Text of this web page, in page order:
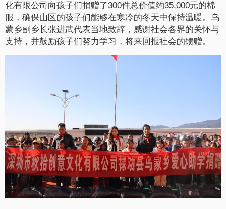
化有限公司向孩子们捐赠了300件总价值约35,000元的棉
服，确保山区的孩子们能够在寒冷的冬天中保持温暖。乌
蒙乡副乡长张进武代表当地致辞，感谢社会各界的关怀与
支持，并鼓励孩子们努力学习，将来回报社会的馈赠。